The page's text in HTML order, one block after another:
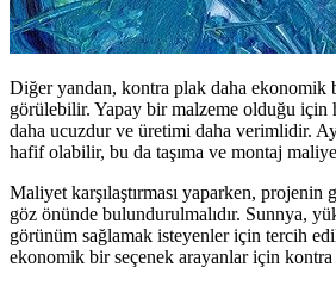
Diğer yandan, kontra plak daha ekonomik
görülebilir. Yapay bir malzeme olduğu için
daha ucuzdur ve üretimi daha verimlidir.
hafif olabilir, bu da taşıma ve montaj
Maliyet karşılaştırması yaparken, projenin
göz önünde bulundurulmalıdır. Sunnya,
görünüm sağlamak isteyenler için tercih
ekonomik bir seçenek arayanlar için kontra